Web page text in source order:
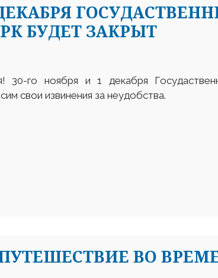
БУДЕТ ЗАКРЫТ
30-го ноября и 1 декабря
свои извинения за неудобства.
ВО